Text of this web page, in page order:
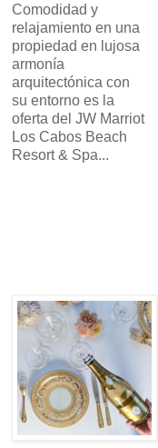
Comodidad y
relajamiento en una
propiedad en lujosa
armonía
arquitectónica con
su entorno es la
oferta del JW Marriot
Los Cabos Beach
Resort & Spa...